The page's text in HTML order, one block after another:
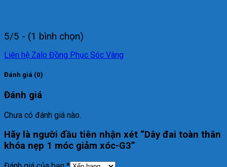
5/5 - (1 bình chọn)
Liên hệ Zalo Đồng Phục Sóc Vàng
Đánh giá (0)
Đánh giá
Chưa có đánh giá nào.
Hãy là người đầu tiên nhận xét “Dây đai toàn thân
khóa nẹp 1 móc giảm xóc-G3”